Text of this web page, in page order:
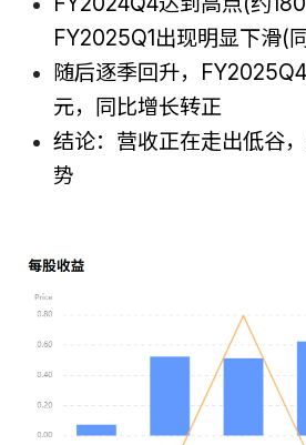
FY2025Q1出现明显下滑(
随后逐季回升，
元，同比增长转正
结论：营收正在走出低谷
势